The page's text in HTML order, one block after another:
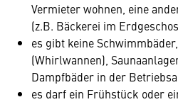
Vermieter wohnen, eine
(z.B. Bäckerei im
es gibt keine
(Whirlwannen),
Dampfbäder in der
es darf ein Frühstück oder